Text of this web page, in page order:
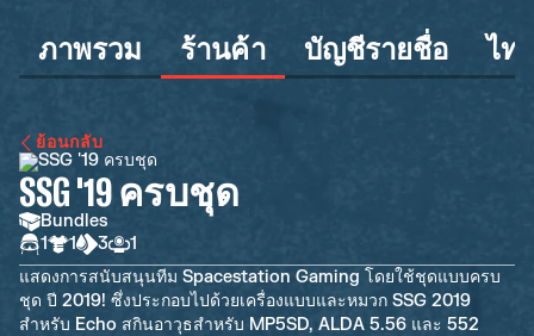
ภาพรวม ร้านค้า บัญชีรายชื่อ ไท
ย้อนกลับ
SSG '19 ครบชุด
Bundles
1
1 3
1
แสดงการสนับสนุนทีม Spacestation Gaming โดยใช้ชุดแบบครบ
ชุด ปี 2019! ซึ่งประกอบไปด้วยเครื่องแบบและหมวก SSG 2019
สำหรับ Echo สกินอาวุธสำหรับ MP5SD, ALDA 5.56 และ 552